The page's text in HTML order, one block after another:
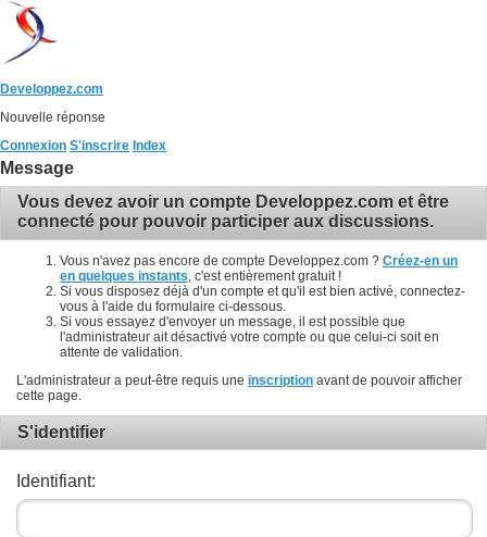
Developpez.com
Nouvelle réponse
Connexion S'inscrire Index
Message
Vous devez avoir un compte Developpez.com et être
connecté pour pouvoir participer aux discussions.
Vous n'avez pas encore de compte Developpez.com ? Créez-en un
en quelques instants , c'est entièrement gratuit !
Si vous disposez déjà d'un compte et qu'il est bien activé, connectez-
vous à l'aide du formulaire ci-dessous.
Si vous essayez d'envoyer un message, il est possible que
l'administrateur ait désactivé votre compte ou que celui-ci soit en
attente de validation.
L'administrateur a peut-être requis une inscription avant de pouvoir afficher
cette page.
S'identifier
Identifiant: